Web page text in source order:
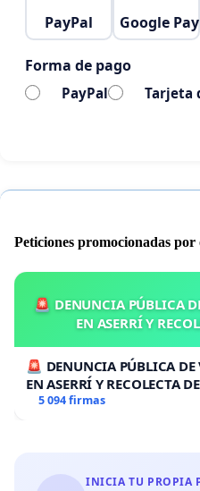
PayPal Google Pay
Forma de pago
PayPal Tarjeta
Peticiones promocionadas por
🚨 DENUNCIA PÚBLICA
EN ASERRÍ Y
🚨 DENUNCIA PÚBLICA
EN ASERRÍ Y RECOLECTA
5 094 firmas
INICIA TU PROPIA